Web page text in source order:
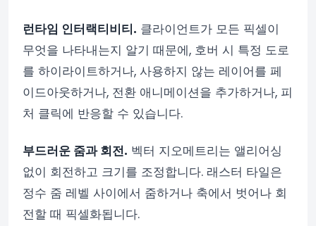
런타임 인터랙티비티. 클라이언트가 모든 픽셀이
무엇을 나타내는지 알기 때문에, 호버 시 특정 도로
를 하이라이트하거나, 사용하지 않는 레이어를 페
이드아웃하거나, 전환 애니메이션을 추가하거나, 피
처 클릭에 반응할 수 있습니다.
부드러운 줌과 회전. 벡터 지오메트리는 앨리어싱
없이 회전하고 크기를 조정합니다. 래스터 타일은
정수 줌 레벨 사이에서 줌하거나 축에서 벗어나 회
전할 때 픽셀화됩니다.